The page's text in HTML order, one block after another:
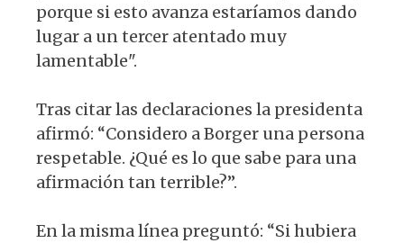
porque si esto avanza estaríamos dando
lugar a un tercer atentado muy
lamentable".
Tras citar las declaraciones la presidenta
afirmó: “Considero a Borger una persona
respetable. ¿Qué es lo que sabe para una
afirmación tan terrible?”.
En la misma línea preguntó: “Si hubiera